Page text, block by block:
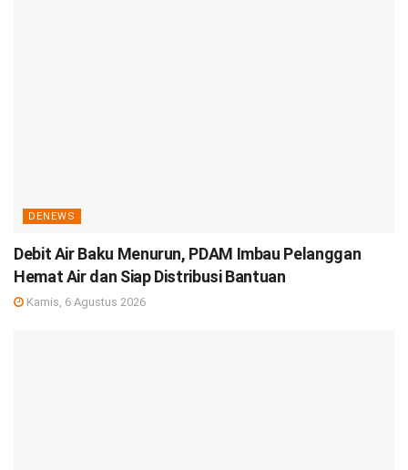
DENEWS
Debit Air Baku Menurun, PDAM Imbau Pelanggan
Hemat Air dan Siap Distribusi Bantuan
Kamis, 6 Agustus 2026